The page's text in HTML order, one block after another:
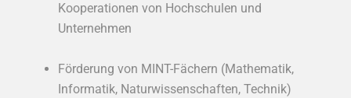
Kooperationen von Hochschulen und
Unternehmen
Förderung von MINT-Fächern (Mathematik,
Informatik, Naturwissenschaften, Technik)